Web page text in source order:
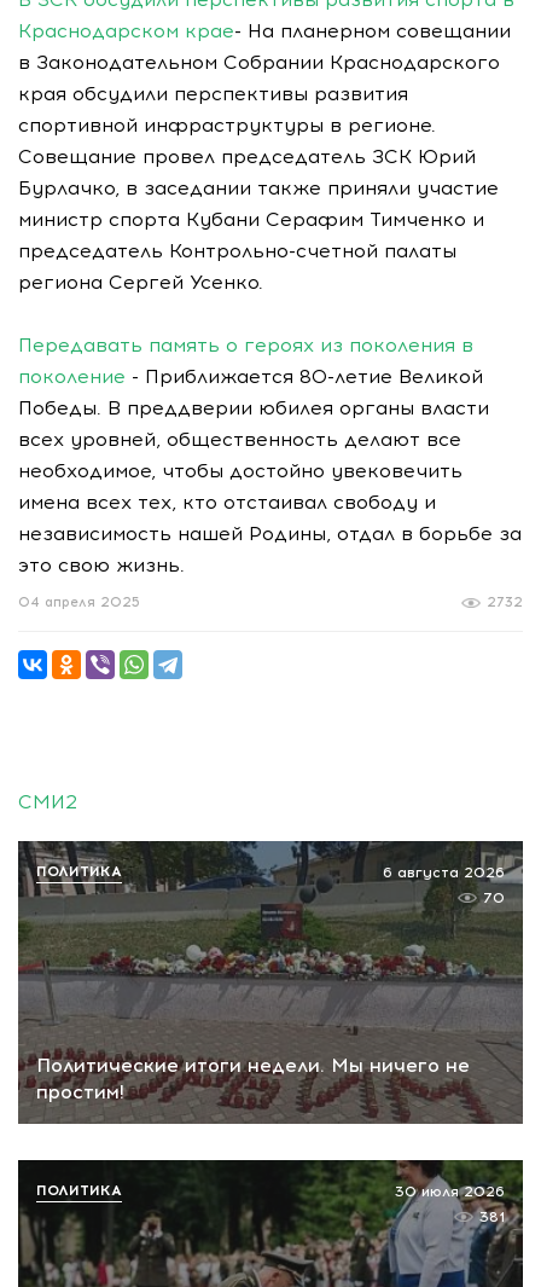
Краснодарском крае- На планерном совещании
в Законодательном Собрании Краснодарского
края обсудили перспективы развития
спортивной инфраструктуры в регионе.
Совещание провел председатель ЗСК Юрий
Бурлачко, в заседании также приняли участие
министр спорта Кубани Серафим Тимченко и
председатель Контрольно-счетной палаты
региона Сергей Усенко.
Передавать память о героях из поколения в
поколение - Приближается 80-летие Великой
Победы. В преддверии юбилея органы власти
всех уровней, общественность делают все
необходимое, чтобы достойно увековечить
имена всех тех, кто отстаивал свободу и
независимость нашей Родины, отдал в борьбе за
это свою жизнь.
2732
04 апреля 2025
СМИ2
Политические итоги недели. Мы ничего не
простим!
6 августа 2026
70
ПОЛИТИКА
30 июля 2026
381
ПОЛИТИКА